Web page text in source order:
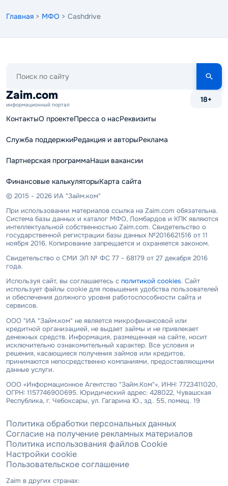
Главная > МФО > Cashdrive
сайту
Zaim.com
информационный портал
18+
КонтактыО проектеПресса о насРеквизиты
Служба поддержкиРедакция и авторыРеклама
Партнерская программаНаши вакансии
Финансовые калькуляторыКарта сайта
© 2015 - 2026 ИА "Займ.ком"
При использовании материалов ссылка на Zaim.com обязательна.
Система базы данных и каталог МФО, Ломбардов и КПК являются
интеллектуальной собственностью Zaim.com. Свидетельство о
государственной регистрации базы данных №2016621516 от 11
ноября 2016. Копирование запрещается и охраняется законом.
Свидетельство о СМИ ЭЛ № ФС 77 - 68179 от 27 декабря 2016
года.
Используя сайт, вы соглашаетесь с политикой cookies. Сайт
использует файлы cookie для повышения удобства пользователей
и обеспечения должного уровня работоспособности сайта и
сервисов.
ООО "ИА "Займ.ком" не является микрофинансовой или
кредитной организацией, не выдает займы и не привлекает
денежных средств. Информация, размещенная на сайте, носит
исключительно ознакомительный характер. Все условия и
решения, касающиеся получения займов или кредитов,
принимаются непосредственно компаниями, предоставляющими
данные услуги.
ООО «Информационное Агентство "Займ.Ком"», ИНН: 7723411020,
ОГРН: 1157746900695. Юридический адрес: 428022, Чувашская
Республика, г. Чебоксары, ул. Гагарина Ю., зд. 55, помещ. 19
Политика обработки персональных данных
Согласие на получение рекламных материалов
Политика использования файлов Cookie
Настройки cookie
Пользовательское соглашение
Zaim в других странах: